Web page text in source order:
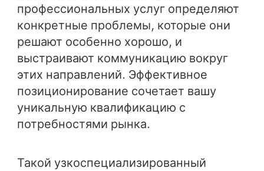
профессиональных услуг определяют
конкретные проблемы, которые они
решают особенно хорошо, и
выстраивают коммуникацию вокруг
этих направлений. Эффективное
позиционирование сочетает вашу
уникальную квалификацию с
потребностями рынка.
Такой узкоспециализированный